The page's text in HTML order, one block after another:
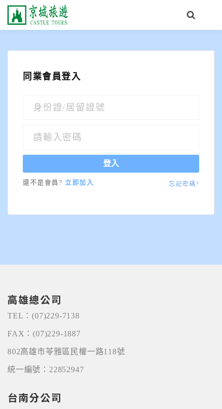
同業會員登入
登入
還不是會員? 立即加入 忘記密碼?
高雄總公司
TEL：(07)229-7138
FAX：(07)229-1887
802高雄市苓雅區民權一路118號
統一編號：22852947
台南分公司